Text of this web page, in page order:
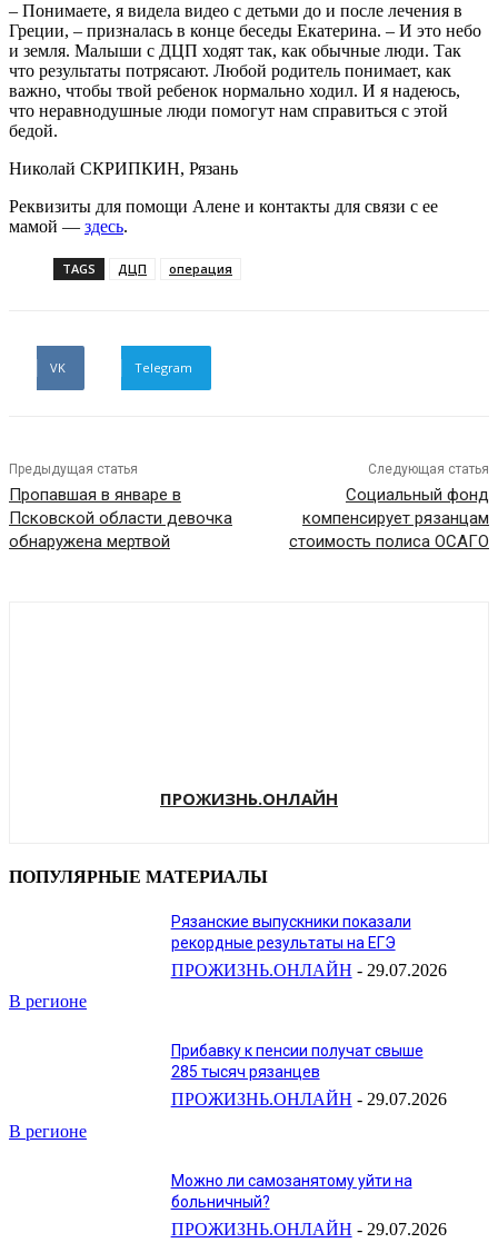
– Понимаете, я видела видео с детьми до и после лечения в
Греции, – призналась в конце беседы Екатерина. – И это небо
и земля. Малыши с ДЦП ходят так, как обычные люди. Так
что результаты потрясают. Любой родитель понимает, как
важно, чтобы твой ребенок нормально ходил. И я надеюсь,
что неравнодушные люди помогут нам справиться с этой
бедой.
Николай СКРИПКИН, Рязань
Реквизиты для помощи Алене и контакты для связи с ее
мамой — здесь.
TAGS ДЦП операция
VK Telegram
Предыдущая статья
Пропавшая в январе в
Псковской области девочка
обнаружена мертвой
Следующая статья
Социальный фонд
компенсирует рязанцам
стоимость полиса ОСАГО
ПРОЖИЗНЬ.ОНЛАЙН
ПОПУЛЯРНЫЕ МАТЕРИАЛЫ
В регионе
Рязанские выпускники показали
рекордные результаты на ЕГЭ
ПРОЖИЗНЬ.ОНЛАЙН - 29.07.2026
В регионе
Прибавку к пенсии получат свыше
285 тысяч рязанцев
ПРОЖИЗНЬ.ОНЛАЙН - 29.07.2026
Можно ли самозанятому уйти на
больничный?
ПРОЖИЗНЬ.ОНЛАЙН - 29.07.2026